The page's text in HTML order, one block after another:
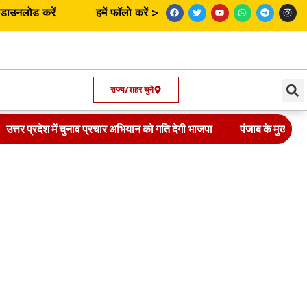
करें हमें फॉलो करें >
राज्य/शहर चुने
उत्तर प्रदेश में चुनाव प्रचार अभियान को गति देगी भाजपा पंजाब के